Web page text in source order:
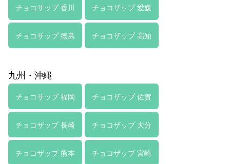
チョコザップ 香川 チョコザップ 愛媛
チョコザップ 徳島 チョコザップ 高知
九州・沖縄
チョコザップ 福岡 チョコザップ 佐賀
チョコザップ 長崎 チョコザップ 大分
チョコザップ 熊本 チョコザップ 宮崎